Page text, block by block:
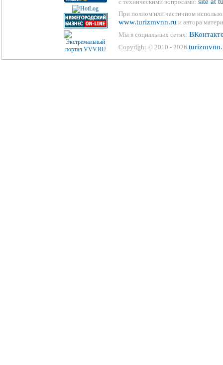
с техническими вопросами:
При полном или частичном
www.turizmvnn.ru и автора
Мы в социальных сетях:
Copyright © 2010 - 2026